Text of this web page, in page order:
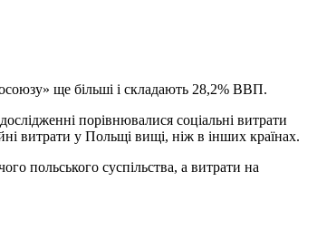
ще більші і складають 28,2% ВВП.
порівнювалися соціальні витрати
витрати у Польщі вищі, ніж в інших країнах.
польського суспільства, а витрати на